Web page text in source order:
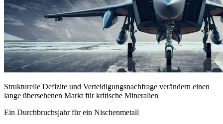
Strukturelle Defizite und Verteidigungsnachfrage verändern einen
lange übersehenen Markt für kritische Mineralien
Ein Durchbruchsjahr für ein Nischenmetall